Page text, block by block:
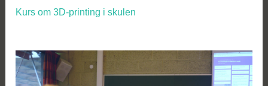
Kurs om 3D-printing i skulen